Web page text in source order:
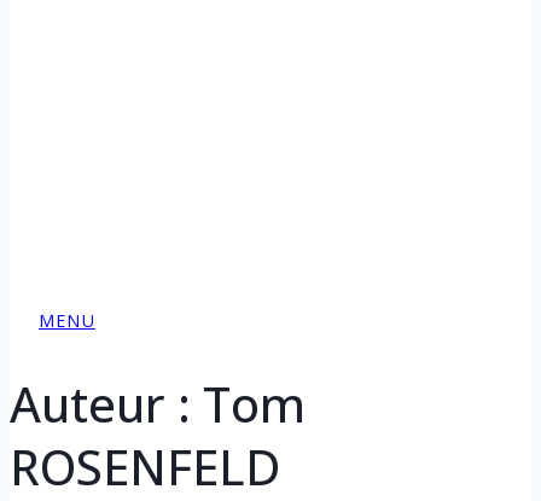
MENU
Auteur : Tom
ROSENFELD